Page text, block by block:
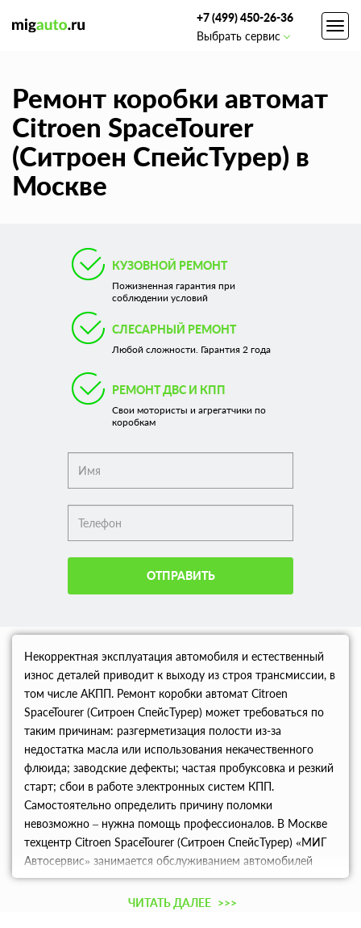
+7 (499) 450-26-36
Выбрать сервис
Ремонт коробки автомат
Citroen SpaceTourer
(Ситроен СпейсТурер) в
Москве
КУЗОВНОЙ РЕМОНТ
Пожизненная гарантия при
соблюдении условий
СЛЕСАРНЫЙ РЕМОНТ
Любой сложности. Гарантия 2 года
РЕМОНТ ДВС И КПП
Свои мотористы и агрегатчики по
коробкам
ОТПРАВИТЬ
Некорректная эксплуатация автомобиля и естественный
износ деталей приводит к выходу из строя трансмиссии, в
том числе АКПП. Ремонт коробки автомат Citroen
SpaceTourer (Ситроен СпейсТурер) может требоваться по
таким причинам: разгерметизация полости из-за
недостатка масла или использования некачественного
флюида; заводские дефекты; частая пробуксовка и резкий
старт; сбои в работе электронных систем КПП.
Самостоятельно определить причину поломки
невозможно – нужна помощь профессионалов. В Москве
техцентр Citroen SpaceTourer (Ситроен СпейсТурер) «МИГ
Автосервис» занимается обслуживанием автомобилей
данного бренда, предоставляя выгодные условия
сотрудничества. Современное диагностическое
ЧИТАТЬ ДАЛЕЕ >>>